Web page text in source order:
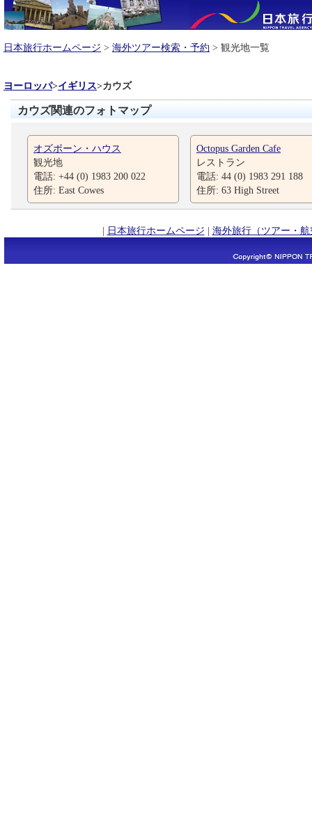
日本旅行ホームページ > 海外ツアー検索・予約 > 観光地一覧
ヨーロッパ>イギリス>カウズ
カウズ関連のフォトマップ
オズボーン・ハウス
観光地
電話: +44 (0) 1983 200 022
住所: East Cowes
Octopus Garden Cafe
レストラン
電話: 44 (0) 1983 291 188
住所: 63 High Street
| 日本旅行ホームページ | 海外旅行（ツアー・航